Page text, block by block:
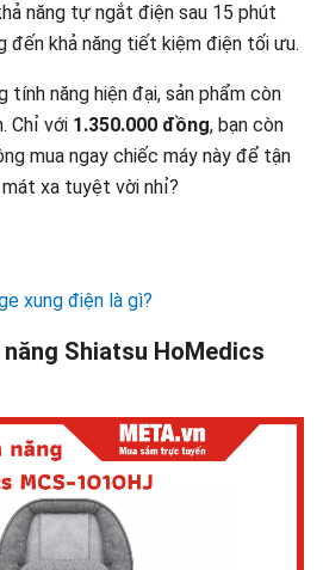
năng tự ngắt điện sau 15 phút
đến khả năng tiết kiệm điện tối ưu.
tính năng hiện đại, sản phẩm còn
Chỉ với 1.350.000 đồng, bạn còn
mua ngay chiếc máy này để tận
xa tuyệt vời nhỉ?
xung điện là gì?
Shiatsu HoMedics